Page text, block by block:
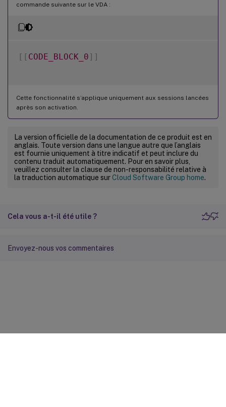
commande suivante sur le VDA :
[ [ CODE_BLOCK_0 ] ]
Cette fonctionnalité s’applique uniquement aux sessions lancées
après son activation.
La version officielle de la documentation de ce produit est en
anglais. Toute version dans une langue autre que l’anglais
est fournie uniquement à titre indicatif et peut inclure du
contenu traduit automatiquement. Pour en savoir plus,
veuillez consulter la clause de non-responsabilité relative à
la traduction automatique surCloud Software Group home.
Cela vous a-t-il été utile ?
Envoyez-nous vos commentaires